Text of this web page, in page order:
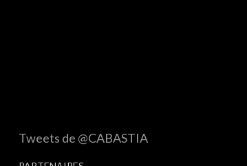
Tweets de @CABASTIA